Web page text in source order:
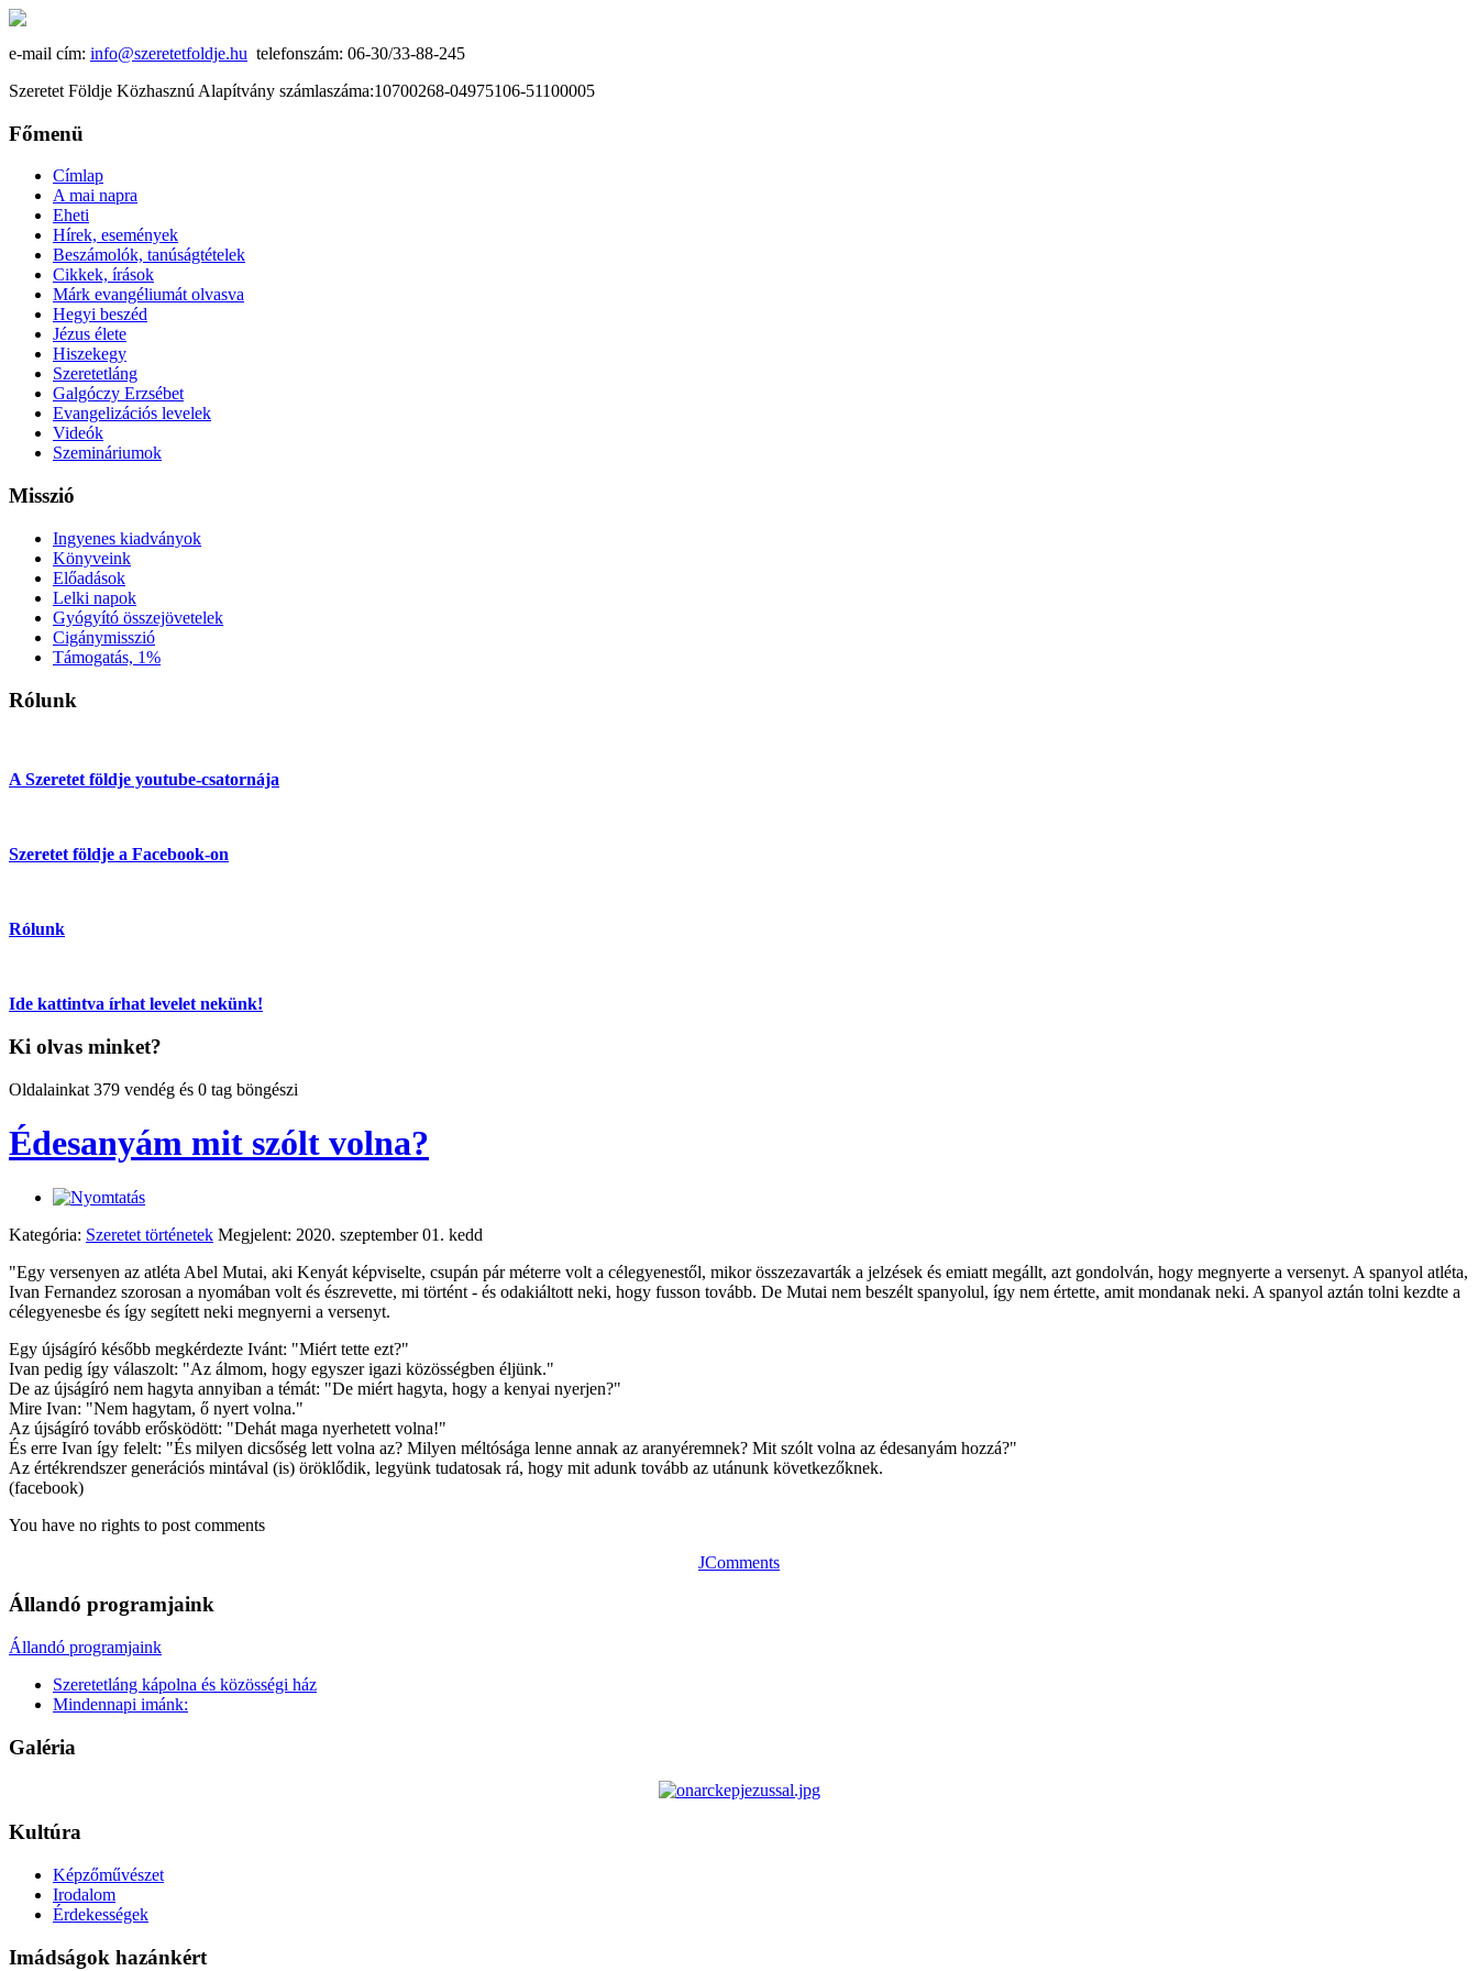
e-mail cím: info@szeretetfoldje.hu telefonszám: 06-30/33-88-245
Szeretet Földje Közhasznú Alapítvány számlaszáma:10700268-04975106-51100005
Főmenü
Címlap
A mai napra
Eheti
Hírek, események
Beszámolók, tanúságtételek
Cikkek, írások
Márk evangéliumát olvasva
Hegyi beszéd
Jézus élete
Hiszekegy
Szeretetláng
Galgóczy Erzsébet
Evangelizációs levelek
Videók
Szemináriumok
Misszió
Ingyenes kiadványok
Könyveink
Előadások
Lelki napok
Gyógyító összejövetelek
Cigánymisszió
Támogatás, 1%
Rólunk
A Szeretet földje youtube-csatornája
Szeretet földje a Facebook-on
Rólunk
Ide kattintva írhat levelet nekünk!
Ki olvas minket?
Oldalainkat 379 vendég és 0 tag böngészi
Édesanyám mit szólt volna?
Kategória: Szeretet történetek Megjelent: 2020. szeptember 01. kedd
"Egy versenyen az atléta Abel Mutai, aki Kenyát képviselte, csupán pár méterre volt a célegyenestől, mikor összezavarták a jelzések és emiatt megállt, azt gondolván, hogy megnyerte a versenyt. A spanyol atléta,
Ivan Fernandez szorosan a nyomában volt és észrevette, mi történt - és odakiáltott neki, hogy fusson tovább. De Mutai nem beszélt spanyolul, így nem értette, amit mondanak neki. A spanyol aztán tolni kezdte a
célegyenesbe és így segített neki megnyerni a versenyt.
Egy újságíró később megkérdezte Ivánt: "Miért tette ezt?"
Ivan pedig így válaszolt: "Az álmom, hogy egyszer igazi közösségben éljünk."
De az újságíró nem hagyta annyiban a témát: "De miért hagyta, hogy a kenyai nyerjen?"
Mire Ivan: "Nem hagytam, ő nyert volna."
Az újságíró tovább erősködött: "Dehát maga nyerhetett volna!"
És erre Ivan így felelt: "És milyen dicsőség lett volna az? Milyen méltósága lenne annak az aranyéremnek? Mit szólt volna az édesanyám hozzá?"
Az értékrendszer generációs mintával (is) öröklődik, legyünk tudatosak rá, hogy mit adunk tovább az utánunk következőknek.
(facebook)
You have no rights to post comments
JComments
Állandó programjaink
Állandó programjaink
Szeretetláng kápolna és közösségi ház
Mindennapi imánk:
Galéria
Kultúra
Képzőművészet
Irodalom
Érdekességek
Imádságok hazánkért